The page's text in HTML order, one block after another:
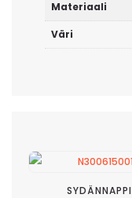
Materiaali
Väri
SYDÄNNAPPI